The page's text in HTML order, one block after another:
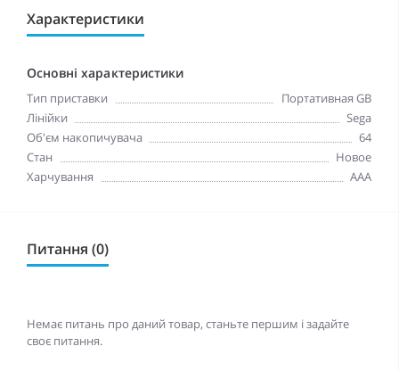
Характеристики
Основні характеристики
Тип приставки
Портативная GB
Лінійки
Sega
Об'єм накопичувача
64
Стан
Новое
Харчування
AAA
Питання (0)
Немає питань про даний товар, станьте першим і задайте
своє питання.